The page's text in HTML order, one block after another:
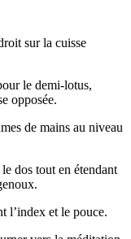
sur la cuisse
le demi-lotus,
opposée.
de mains au niveau
dos tout en étendant
l’index et le pouce.